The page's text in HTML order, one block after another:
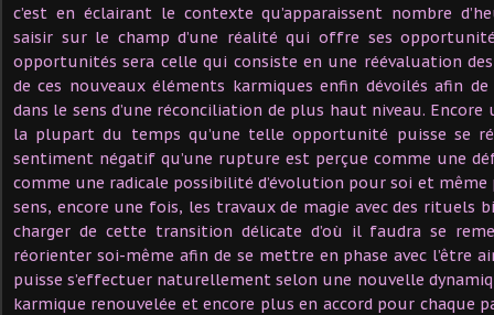
c’est en éclairant le contexte qu’apparaissent nombre
saisir sur le champ d’une réalité qui offre ses
opportunités sera celle qui consiste en une réévaluation
de ces nouveaux éléments karmiques enfin dévoilés afin
dans le sens d’une réconciliation de plus haut niveau.
la plupart du temps qu’une telle opportunité puisse se
sentiment négatif qu’une rupture est perçue comme une
comme une radicale possibilité d’évolution pour soi et
sens, encore une fois, les travaux de magie avec des rituels
charger de cette transition délicate d’où il faudra se
réorienter soi-même afin de se mettre en phase avec l’être
puisse s’effectuer naturellement selon une nouvelle
karmique renouvelée et encore plus en accord pour chaque